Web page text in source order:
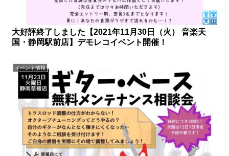
大好評終了しました【2021年11月30日（火） 音楽天
国・静岡駅前店】デモレコイベント開催！
イベント情報